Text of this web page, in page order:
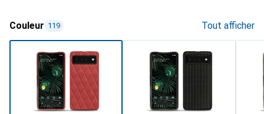
Couleur 119 Tout afficher